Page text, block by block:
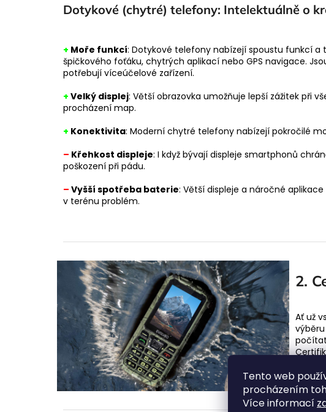
Tento web
procházením
Více informací
Dotykové (chytré) telefony: Intelektuálně o
+ Moře funkcí: Dotykové telefony nabízejí spoustu funkcí
špičkového foťáku, chytrých aplikací nebo GPS navigace.
potřebují víceúčelové zařízení.
+ Velký displej: Větší obrazovka umožňuje lepší zážitek při
procházení map.
+ Konektivita: Moderní chytré telefony nabízejí pokročilé
– Křehkost displeje: I když bývají displeje smartphonů
poškození při pádu.
– Vyšší spotřeba baterie: Větší displeje a náročné
v terénu problém.
2.
Ať už